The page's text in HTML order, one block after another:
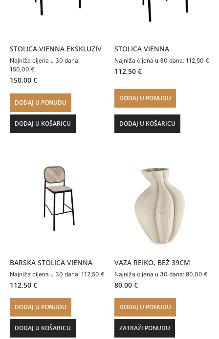
STOLICA VIENNA EKSKLUZIV
Najniža cijena u 30 dana:
150,00 €
150,00 €
DODAJ U PONUDU
DODAJ U KOŠARICU
STOLICA VIENNA
Najniža cijena u 30 dana: 112,50 €
112,50 €
DODAJ U PONUDU
DODAJ U KOŠARICU
BARSKA STOLICA VIENNA
Najniža cijena u 30 dana: 112,50 €
112,50 €
DODAJ U PONUDU
DODAJ U KOŠARICU
VAZA REIKO, BEŽ 39CM
Najniža cijena u 30 dana: 80,00 €
80,00 €
DODAJ U PONUDU
ZATRAŽI PONUDU